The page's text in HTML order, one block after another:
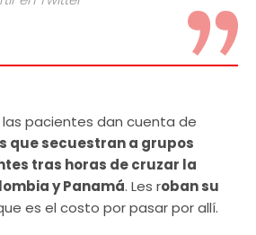
pacientes dan cuenta de
que secuestran a grupos
tras horas de cruzar la
y Panamá. Les roban su
es el costo por pasar por allí.